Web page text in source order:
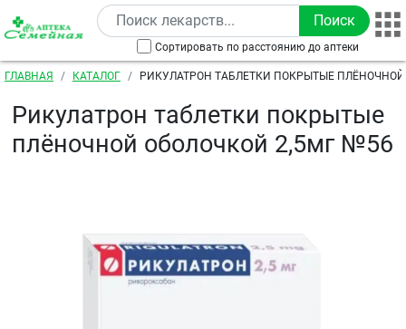
Перейти к основному содержанию
Сортировать по расстоянию до аптеки
Строка навигации
ГЛАВНАЯ КАТАЛОГ
РИКУЛАТРОН ТАБЛЕТКИ ПОКРЫТЫЕ
Рикулатрон таблетки покрытые
плёночной оболочкой 2,5мг №56